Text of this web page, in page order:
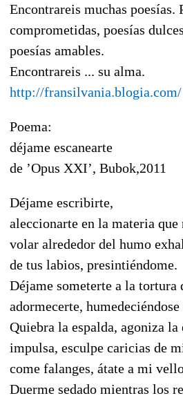
Encontrareis muchas poesías.
comprometidas, poesías
poesías amables.
Encontrareis ... su alma.
http://fransilvania.blogia.com/
Poema:
déjame escanearte
de ’Opus XXI’, Bubok,2011
Déjame escribirte,
aleccionarte en la materia que
volar alrededor del humo
de tus labios, presintiéndome.
Déjame someterte a la tortura
adormecerte,
Quiebra la espalda, agoniza la
impulsa, esculpe caricias de
come falanges, átate a mi
Duerme sedado mientras los